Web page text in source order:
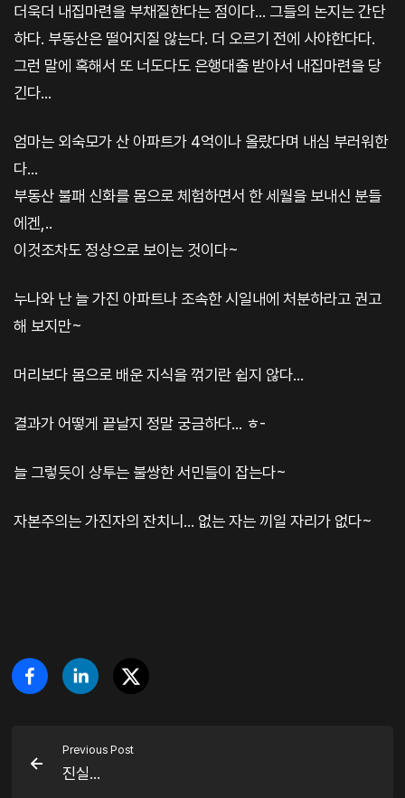
더욱더 내집마련을 부채질한다는 점이다... 그들의 논지는 간단
하다. 부동산은 떨어지질 않는다. 더 오르기 전에 사야한다다.
그런 말에 혹해서 또 너도다도 은행대출 받아서 내집마련을 당
긴다...
엄마는 외숙모가 산 아파트가 4억이나 올랐다며 내심 부러워한
다...
부동산 불패 신화를 몸으로 체험하면서 한 세월을 보내신 분들
에겐,..
이것조차도 정상으로 보이는 것이다~
누나와 난 늘 가진 아파트나 조속한 시일내에 처분하라고 권고
해 보지만~
머리보다 몸으로 배운 지식을 꺾기란 쉽지 않다...
결과가 어떻게 끝날지 정말 궁금하다... ㅎ-
늘 그렇듯이 상투는 불쌍한 서민들이 잡는다~
자본주의는 가진자의 잔치니... 없는 자는 끼일 자리가 없다~
Previous Post
진실...